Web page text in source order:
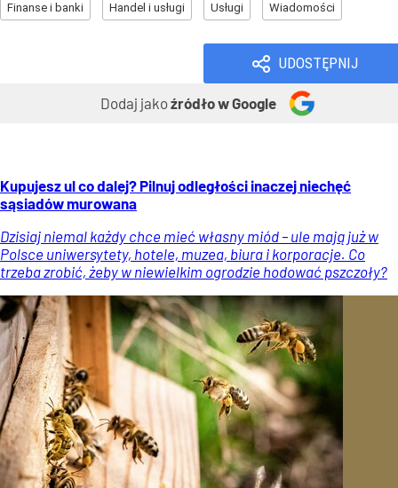
Finanse i banki Handel i usługi Usługi Wiadomości
UDOSTĘPNIJ
Dodaj jakoźródło w Google
Kupujesz ul co dalej? Pilnuj odległości inaczej niechęć
sąsiadów murowana
Dzisiaj niemal każdy chce mieć własny miód – ule mają już w
Polsce uniwersytety, hotele, muzea, biura i korporacje. Co
trzeba zrobić, żeby w niewielkim ogrodzie hodować pszczoły?